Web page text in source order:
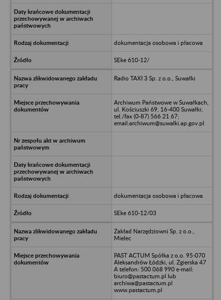
dokumentacja osobowa i płacowa
SEke 610-12/
Radio TAXI 3 Sp. z o.o., Suwałki
Archiwum Państwowe w Suwałkach,
ul. Kościuszki 69, 16-400 Suwałki;
tel./fax (0-87) 566 21 67;
email:archiwum@suwalki.ap.gov.pl
dokumentacja osobowa i płacowa
SEke 610-12/03
Zakład Narzędziowni Sp. z o.o.,
Mielec
PAST ACTUM Spółka z o.o. 95-070
Aleksandrów Łódzki, ul. Zgierska 47
A telefon: 500 068 990 e-mail:
biuro@pastactum.pl lub
archiwa@pastactum.pl
www.pastactum.pl